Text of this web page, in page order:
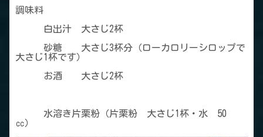
調味料
白出汁 大さじ2杯
砂糖 大さじ3杯分（ローカロリーシロップで
大さじ1杯です）
お酒 大さじ2杯
水溶き片栗粉（片栗粉 大さじ1杯・水 50
㏄）